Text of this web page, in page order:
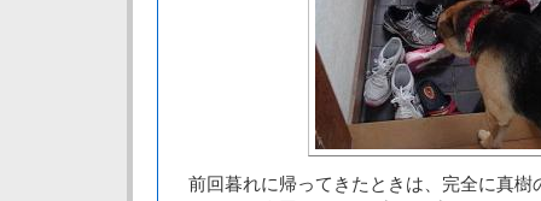
前回暮れに帰ってきたときは、完全に真樹